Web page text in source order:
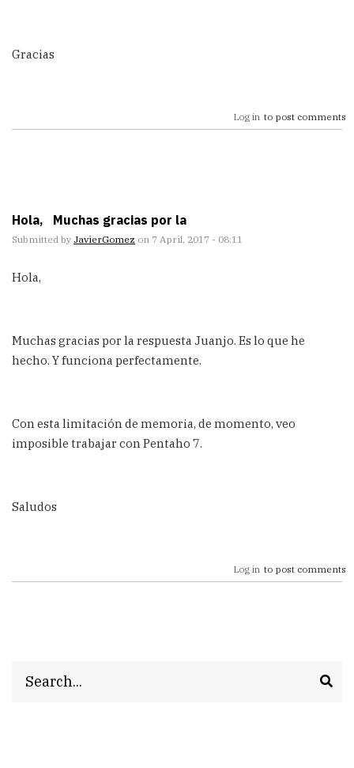
Gracias
Log in to post comments
Hola, Muchas gracias por la
Submitted by JavierGomez on 7 April, 2017 - 08:11
Hola,
Muchas gracias por la respuesta Juanjo. Es lo que he
hecho. Y funciona perfectamente.
Con esta limitación de memoria, de momento, veo
imposible trabajar con Pentaho 7.
Saludos
Log in to post comments